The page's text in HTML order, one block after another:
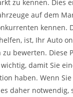
zu kennen. Dies
auf dem
kennen.
ist, Ihr Auto
bewerten. Diese
damit Sie
haben. Wenn
daher notwendig,